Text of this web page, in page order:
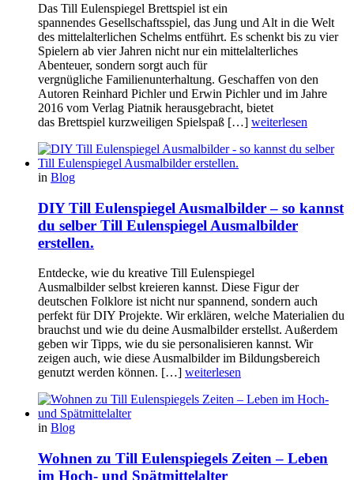
Das Till Eulenspiegel Brettspiel ist ein
spannendes Gesellschaftsspiel, das Jung und Alt in die Welt
des mittelalterlichen Schelms entführt. Es schenkt bis zu vier
Spielern ab vier Jahren nicht nur ein mittelalterliches
Abenteuer, sondern sorgt auch für
vergnügliche Familienunterhaltung. Geschaffen von den
Autoren Reinhard Pichler und Erwin Pichler und im Jahre
2016 vom Verlag Piatnik herausgebracht, bietet
das Brettspiel kurzweiligen Spielspaß […] weiterlesen
in Blog
DIY Till Eulenspiegel Ausmalbilder – so kannst
du selber Till Eulenspiegel Ausmalbilder
erstellen.
Entdecke, wie du kreative Till Eulenspiegel
Ausmalbilder selbst kreieren kannst. Diese Figur der
deutschen Folklore ist nicht nur spannend, sondern auch
perfekt für DIY Projekte. Wir erklären, welche Materialien du
brauchst und wie du deine Ausmalbilder erstellst. Außerdem
geben wir Tipps, wie du sie personalisieren kannst. Wir
zeigen auch, wie diese Ausmalbilder im Bildungsbereich
genutzt werden können. […] weiterlesen
in Blog
Wohnen zu Till Eulenspiegels Zeiten – Leben
im Hoch- und Spätmittelalter